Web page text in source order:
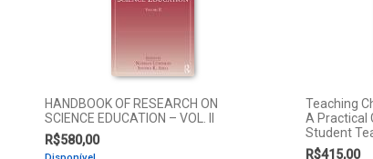
HANDBOOK OF RESEARCH ON
SCIENCE EDUCATION – VOL. II
R$580,00
Teaching
A Practical
Student
R$415,00